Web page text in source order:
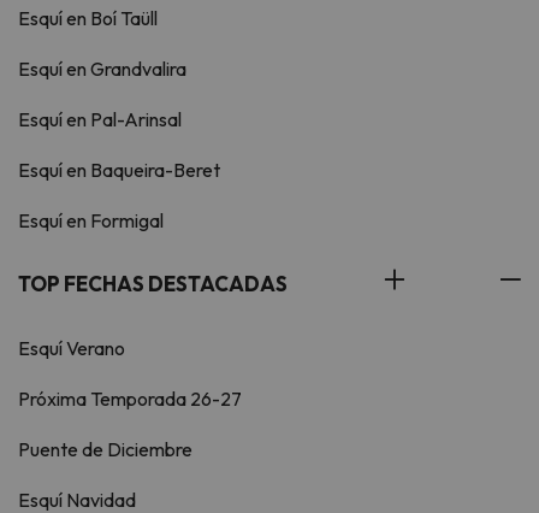
Esquí en Boí Taüll
Esquí en Grandvalira
Esquí en Pal-Arinsal
Esquí en Baqueira-Beret
Esquí en Formigal
TOP FECHAS DESTACADAS
Esquí Verano
Próxima Temporada 26-27
Puente de Diciembre
Esquí Navidad